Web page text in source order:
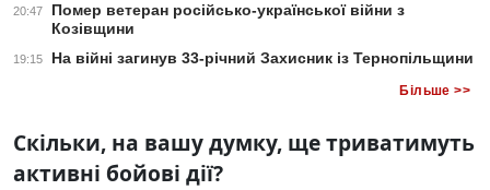
20:47
Помер ветеран російсько-української війни з
Козівщини
19:15 На війні загинув 33-річний Захисник із Тернопільщини
Більше >>
Скільки, на вашу думку, ще триватимуть
активні бойові дії?